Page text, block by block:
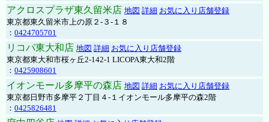
アクロスプラザ東久留米店 地図 詳細 お気に入り店舗登録
東京都東久留米市上の原２-３-１８
： 0424705701
リコパ東大和店 地図 詳細 お気に入り店舗登録
東京都東大和市桜ヶ丘2-142-1 LICOPA東大和2階
： 0425908601
イオンモール多摩平の森店 地図 詳細 お気に入り店舗登録
東京都日野市多摩平２丁目４-１イオンモール多摩平の森2階
： 0425826481